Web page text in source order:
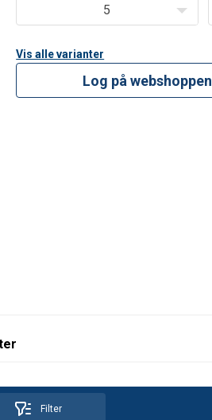
5
Vis alle varianter
Log på webshoppen
Filter